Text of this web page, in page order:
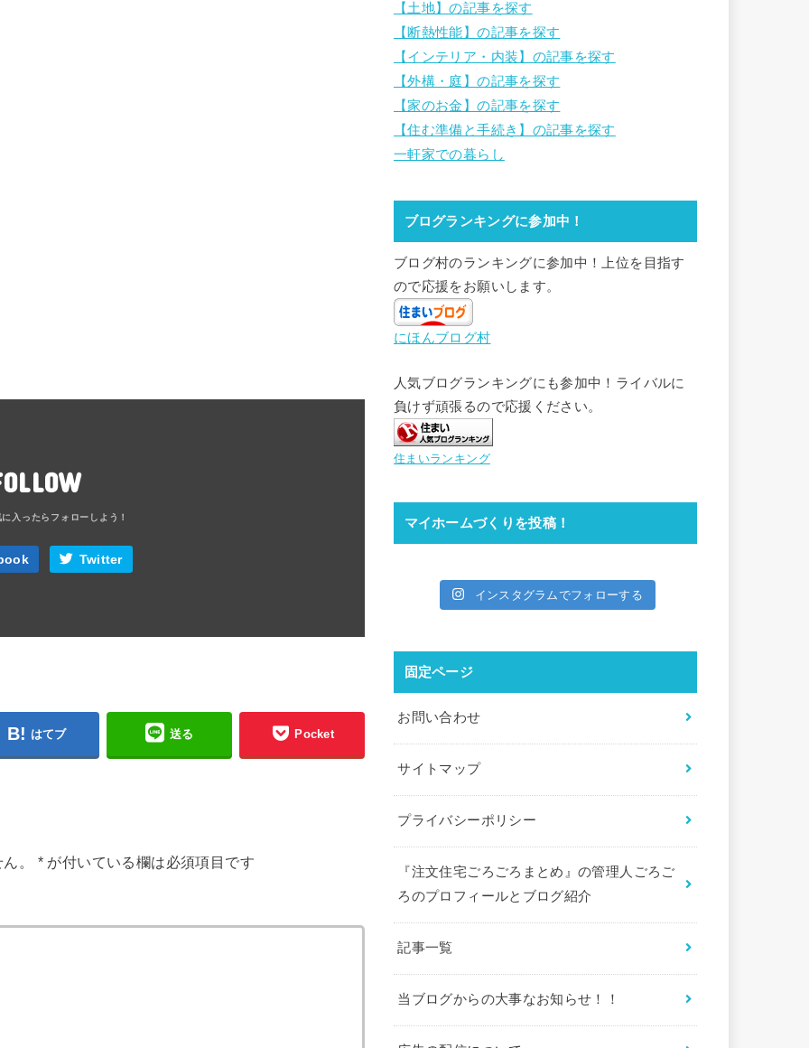
Twitter
はてブ 送る Pocket
。 *が付いている欄は必須項目です
【土地】の記事を探す
【断熱性能】の記事を探す
【インテリア・内装】の記事を探す
【外構・庭】の記事を探す
【家のお金】の記事を探す
【住む準備と手続き】の記事を探す
一軒家での暮らし
ブログランキングに参加中！
ブログ村のランキングに参加中！上位を目指す
ので応援をお願いします。
にほんブログ村
人気ブログランキングにも参加中！ライバルに
負けず頑張るので応援ください。
住まいランキング
マイホームづくりを投稿！
インスタグラムでフォローする
固定ページ
お問い合わせ
サイトマップ
プライバシーポリシー
『注文住宅ごろごろまとめ』の管理人ごろご
ろのプロフィールとブログ紹介
記事一覧
当ブログからの大事なお知らせ！！